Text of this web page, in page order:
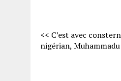
<< C’est avec
nigérian,